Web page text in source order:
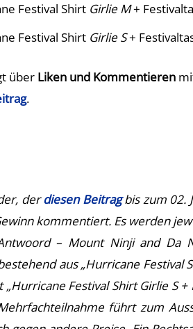
Festival Shirt Girlie M+
Festival Shirt Girlie S+
über Liken und Kommentieren
.
derdiesen Beitragbis zum 02.
kommentiert. Es werden
– Mount Ninji and Da
aus „Hurricane Festival
„Hurricane Festival Shirt Girlie S
führt zum